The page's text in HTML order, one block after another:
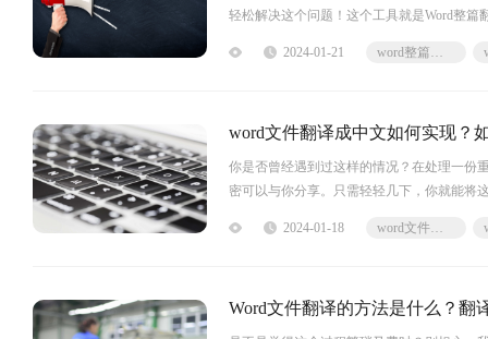
轻松解决这个问题！这个工具就是Word整
翻译成为你的翻译小助手！word整篇翻译福
2024-01-21 word整篇翻译
word文件翻译成中文如何实现？
你是否曾经遇到过这样的情况？在处理一份
密可以与你分享。只需轻轻几下，你就能将
成中文福昕翻译网站产品可以帮助用户将
2024-01-18 word文件翻译成中文
Word文件翻译的方法是什么？翻